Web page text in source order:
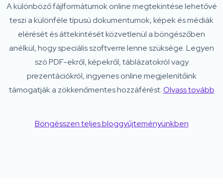
A különböző fájlformátumok online megtekintése lehetővé
teszi a különféle típusú dokumentumok, képek és médiák
elérését és áttekintését közvetlenül a böngészőben
anélkül, hogy speciális szoftverre lenne szüksége. Legyen
szó PDF-ekről, képekről, táblázatokról vagy
prezentációkról, ingyenes online megjelenítőink
támogatják a zökkenőmentes hozzáférést.Olvass tovább
Böngésszen teljes bloggyűjteményünkben